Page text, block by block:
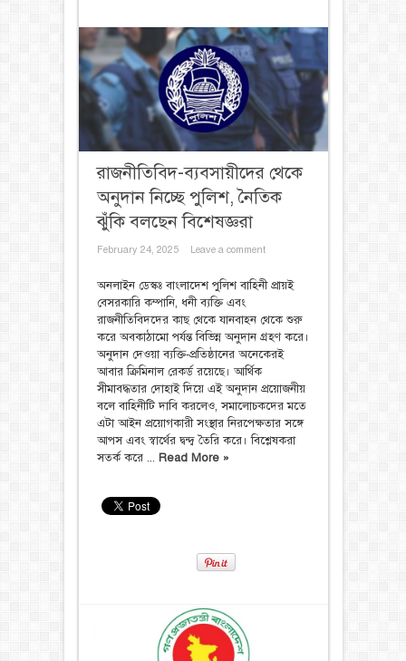
রাজনীতিবিদ-ব্যবসায়ীদের থেকে
অনুদান নিচ্ছে পুলিশ, নৈতিক
ঝুঁকি বলছেন বিশেষজ্ঞরা
February 24, 2025 Leave a comment
অনলাইন ডেস্কঃ বাংলাদেশ পুলিশ বাহিনী প্রায়ই
বেসরকারি কম্পানি, ধনী ব্যক্তি এবং
রাজনীতিবিদদের কাছ থেকে যানবাহন থেকে শুরু
করে অবকাঠামো পর্যন্ত বিভিন্ন অনুদান গ্রহণ করে।
অনুদান দেওয়া ব্যক্তি-প্রতিষ্ঠানের অনেকেরই
আবার ক্রিমিনাল রেকর্ড রয়েছে। আর্থিক
সীমাবদ্ধতার দোহাই দিয়ে এই অনুদান প্রয়োজনীয়
বলে বাহিনীটি দাবি করলেও, সমালোচকদের মতে
এটা আইন প্রয়োগকারী সংস্থার নিরপেক্ষতার সঙ্গে
আপস এবং স্বার্থের দ্বন্দ্ব তৈরি করে। বিশ্লেষকরা
সতর্ক করে ... Read More »